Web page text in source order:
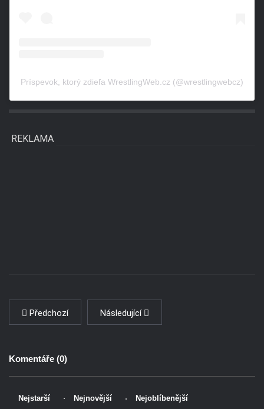
Príspevok, ktorý zdieľa WrestlingWeb.cz (@wrestlingwebcz)
REKLAMA
Předchozí Následující
Komentáře (0)
Nejstarší Nejnovější Nejoblíbenější